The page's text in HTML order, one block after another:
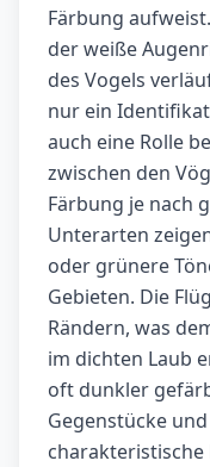
Färbung
der weiße
des Vogels
nur ein
auch eine Rolle
zwischen den
Färbung je nach
Unterarten
oder grünere
Gebieten. Die
Rändern, was
im dichten Laub
oft dunkler
Gegenstücke